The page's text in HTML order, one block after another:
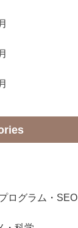
ログラム・SEO